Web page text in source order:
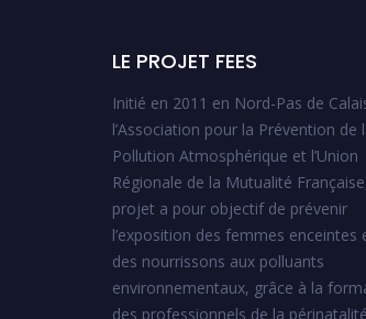
LE PROJET FEES
Initié en 2011 en Nord-Pas de
l’Association pour la Prévention de
Pollution Atmosphérique et l’Union
Régionale de la Mutualité
projet a pour objectif de prévenir
l’exposition des femmes enceintes
des nourrissons aux polluants
environnementaux, grâce à la
des professionnels de la